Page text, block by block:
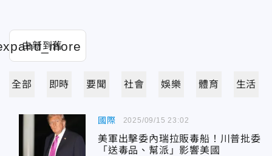
全部 即時 要聞 社會 娛樂 體育 生活
國際
美軍出擊委內瑞拉販毒船！川普批委
「送毒品、幫派」影響美國
2025/09/15 23:02